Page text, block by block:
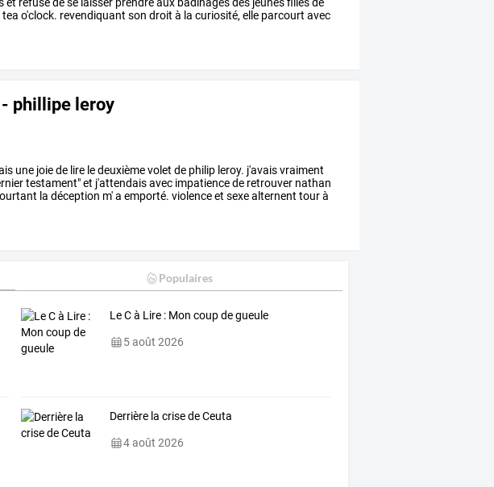
tea o'clock. revendiquant son droit à la curiosité, elle parcourt avec
phillipe leroy
une joiede lire ledeuxièmevolet de philip leroy. j'avaisvraiment
testament"et j'attendaisavec impatiencede retrouver nathan
la déception m'a emporté. violenceet sexealternent tourà
Populaires
Le C à Lire : Mon coup de gueule
5 août 2026
Derrière la crise de Ceuta
4 août 2026